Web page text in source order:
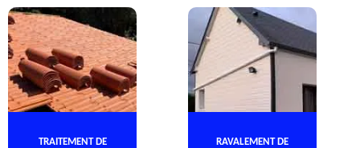
TRAITEMENT DE
RAVALEMENT DE